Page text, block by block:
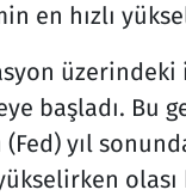
en hızlı
üzerindeki
başladı. Bu
yıl